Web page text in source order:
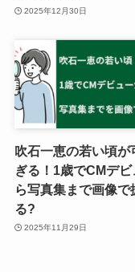
2025年12月30日
吹石一恵の若い頃が
ぎる！1歳でCMデ
ら写真集まで画像で
る?
2025年11月29日